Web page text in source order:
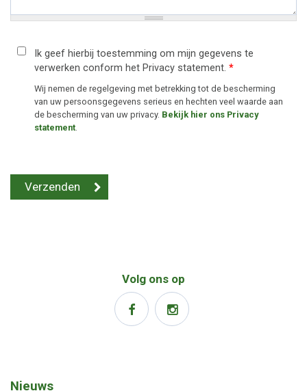
Ik geef hierbij toestemming om mijn gegevens te
verwerken conform het Privacy statement. *
Wij nemen de regelgeving met betrekking tot de bescherming
van uw persoonsgegevens serieus en hechten veel waarde aan
de bescherming van uw privacy. Bekijk hier ons Privacy
statement
Volg ons op
Nieuws